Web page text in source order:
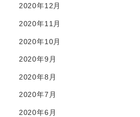
2020年12月
2020年11月
2020年10月
2020年9月
2020年8月
2020年7月
2020年6月